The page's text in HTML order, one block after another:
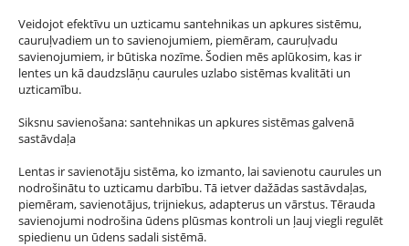
Veidojot efektīvu un uzticamu santehnikas un apkures sistēmu,
cauruļvadiem un to savienojumiem, piemēram, cauruļvadu
savienojumiem, ir būtiska nozīme. Šodien mēs aplūkosim, kas ir
lentes un kā daudzslāņu caurules uzlabo sistēmas kvalitāti un
uzticamību.
Siksnu savienošana: santehnikas un apkures sistēmas galvenā
sastāvdaļa
Lentas ir savienotāju sistēma, ko izmanto, lai savienotu caurules un
nodrošinātu to uzticamu darbību. Tā ietver dažādas sastāvdaļas,
piemēram, savienotājus, trijniekus, adapterus un vārstus. Tērauda
savienojumi nodrošina ūdens plūsmas kontroli un ļauj viegli regulēt
spiedienu un ūdens sadali sistēmā.